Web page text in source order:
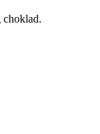
choklad.